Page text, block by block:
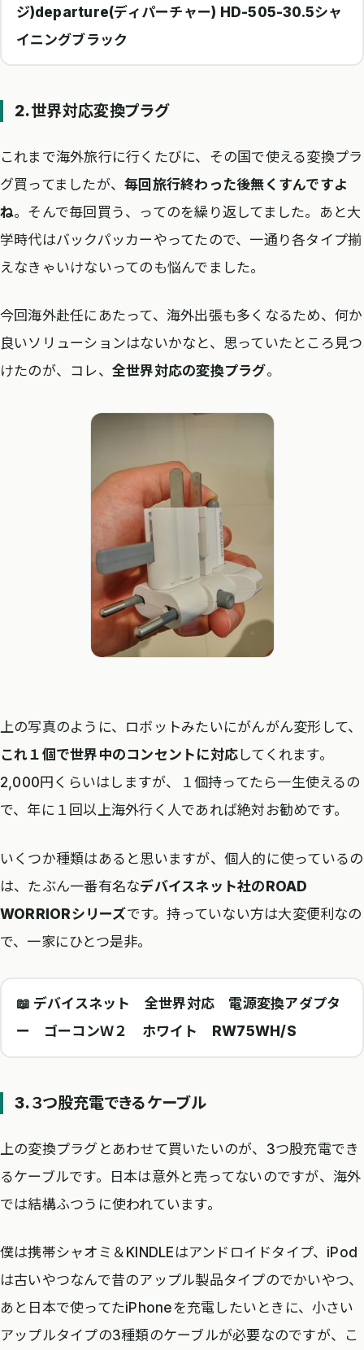
ジ)departure(ディパーチャー) HD-505-30.5シャ
イニングブラック
2.世界対応変換プラグ
これまで海外旅行に行くたびに、その国で使える変換プラ
グ買ってましたが、毎回旅行終わった後無くすんですよ
ね。そんで毎回買う、ってのを繰り返してました。あと大
学時代はバックパッカーやってたので、一通り各タイプ揃
えなきゃいけないってのも悩んでました。
今回海外赴任にあたって、海外出張も多くなるため、何か
良いソリューションはないかなと、思っていたところ見つ
けたのが、コレ、 全世界対応の変換プラグ。
上の写真のように、ロボットみたいにがんがん変形して、
これ１個で世界中のコンセントに対応 してくれます。
2,000円くらいはしますが、１個持ってたら一生使えるの
で、年に１回以上海外行く人であれば絶対お勧めです。
いくつか種類はあると思いますが、個人的に使っているの
は、たぶん一番有名なデバイスネット社のROAD
WORRIORシリーズです。持っていない方は大変便利なの
で、一家にひとつ是非。
📖 デバイスネット 全世界対応 電源変換アダプタ
ー ゴーコンＷ２ ホワイト RW75WH/S
3.３つ股充電できるケーブル
上の変換プラグとあわせて買いたいのが、3つ股充電でき
るケーブルです。日本は意外と売ってないのですが、海外
では結構ふつうに使われています。
僕は携帯シャオミ＆KINDLEはアンドロイドタイプ、iPod
は古いやつなんで昔のアップル製品タイプのでかいやつ、
あと日本で使ってたiPhoneを充電したいときに、小さい
アップルタイプの3種類のケーブルが必要なのですが、こ